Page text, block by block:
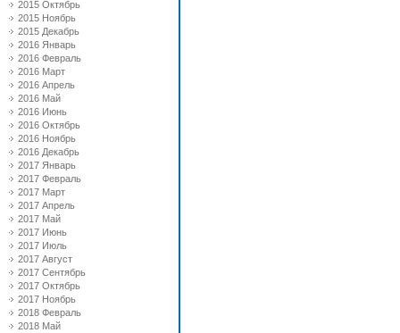
2015 Октябрь
2015 Ноябрь
2015 Декабрь
2016 Январь
2016 Февраль
2016 Март
2016 Апрель
2016 Май
2016 Июнь
2016 Октябрь
2016 Ноябрь
2016 Декабрь
2017 Январь
2017 Февраль
2017 Март
2017 Апрель
2017 Май
2017 Июнь
2017 Июль
2017 Август
2017 Сентябрь
2017 Октябрь
2017 Ноябрь
2018 Февраль
2018 Май